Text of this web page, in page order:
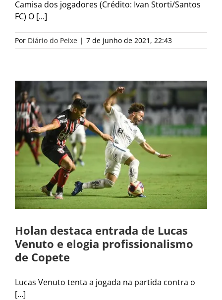
Camisa dos jogadores (Crédito: Ivan Storti/Santos
FC) O [...]
Por Diário do Peixe | 7 de junho de 2021, 22:43
Holan destaca entrada de Lucas
Venuto e elogia profissionalismo
de Copete
Lucas Venuto tenta a jogada na partida contra o
[...]